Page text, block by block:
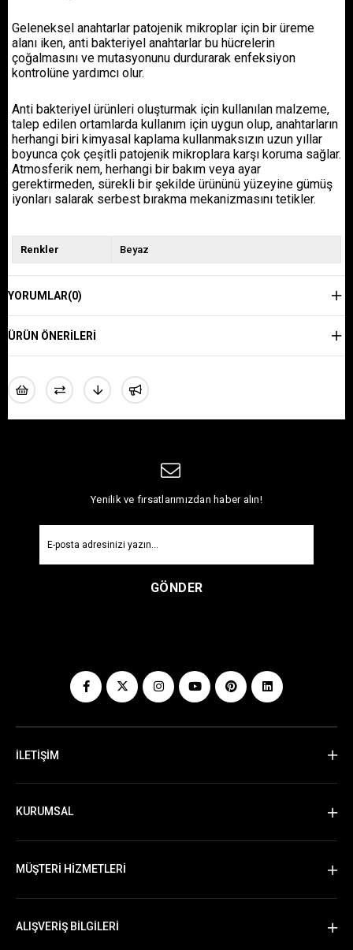
Geleneksel anahtarlar patojenik mikroplar için bir üreme
alanı iken, anti bakteriyel anahtarlar bu hücrelerin
çoğalmasını ve mutasyonunu durdurarak enfeksiyon
kontrolüne yardımcı olur.
Anti bakteriyel ürünleri oluşturmak için kullanılan malzeme,
talep edilen ortamlarda kullanım için uygun olup, anahtarların
herhangi biri kimyasal kaplama kullanmaksızın uzun yıllar
boyunca çok çeşitli patojenik mikroplara karşı koruma sağlar.
Atmosferik nem, herhangi bir bakım veya ayar
gerektirmeden, sürekli bir şekilde ürününü yüzeyine gümüş
iyonları salarak serbest bırakma mekanizmasını tetikler.
Renkler Beyaz
YORUMLAR(0)
ÜRÜN ÖNERILERI
Yenilik ve fırsatlarımızdan haber alın!
GÖNDER
İLETİŞİM
KURUMSAL
MÜŞTERİ HİZMETLERİ
ALIŞVERİŞ BİLGİLERİ